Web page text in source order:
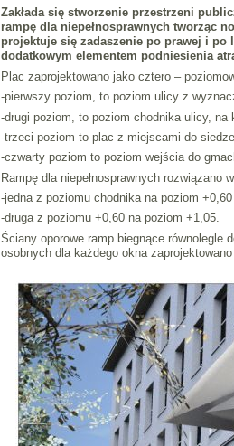
Zakłada się stworzenie przestrzeni
rampę dla niepełnosprawnych tworząc
projektuje się zadaszenie po prawej i
dodatkowym elementem podniesienia
Plac zaprojektowano jako cztero –
-pierwszy poziom, to poziom ulicy z
-drugi poziom, to poziom chodnika ulicy,
-trzeci poziom to plac z miejscami do
-czwarty poziom to poziom wejścia do
Rampę dla niepełnosprawnych rozwiązano
-jedna z poziomu chodnika na poziom
-druga z poziomu +0,60 na poziom +1,05.
Ściany oporowe ramp biegnące
osobnych dla każdego okna